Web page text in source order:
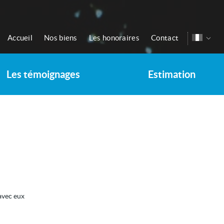
Accueil Nos biens Les honoraires Contact
Les témoignages Estimation
eux